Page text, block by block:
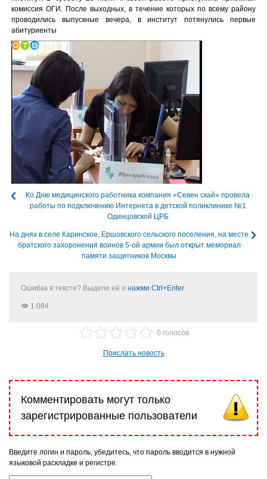
комиссия ОГИ. После выходных, в течение которых по всему району
проводились выпускные вечера, в институт потянулись первые
абитуриенты
Ко Дню медицинского работника компания «Севен скай» провела
работы по подключению Интернета в детской поликлинике №1
Одинцовской ЦРБ
На днях в селе Каринское, Ершовского сельского поселения, на месте
братского захоронения воинов 5-ой армии был открыт мемориал
памяти защитников Москвы
Ошибка в тексте? Выдели её и нажми Ctrl+Enter
1 084
0 голосов
Прислать новость
Комментировать могут только
зарегистрированные пользователи
Введите логин и пароль, убедитесь, что пароль вводится в нужной
языковой раскладке и регистре.